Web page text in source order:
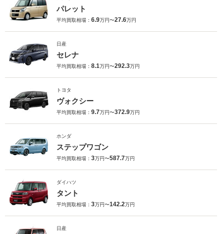
パレット
平均買取相場： 6.9万円〜27.6万円
日産
セレナ
平均買取相場： 8.1万円〜292.3万円
トヨタ
ヴォクシー
平均買取相場： 9.7万円〜372.9万円
ホンダ
ステップワゴン
平均買取相場： 3万円〜587.7万円
ダイハツ
タント
平均買取相場： 3万円〜142.2万円
日産